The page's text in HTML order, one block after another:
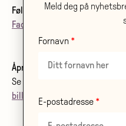
Følg oss:
Facebook
Åpningstider billettkjøp og
Se
billett@bolgenkulturhus.no
Meld deg på
Fornavn
E-postadresse